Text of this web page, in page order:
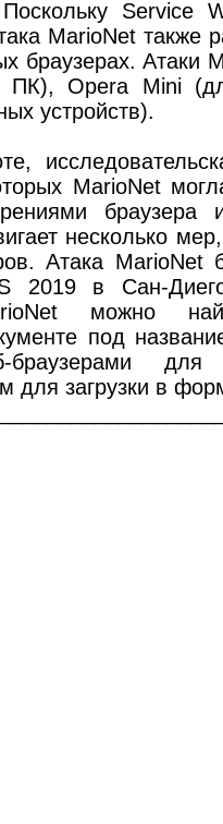
Service
MarioNet также
браузерах. Атаки
Opera Mini
устройств).
MarioNet
браузера
несколько
Атака MarioNet
2019 в Сан-
можно
под
браузерами
для загрузки в